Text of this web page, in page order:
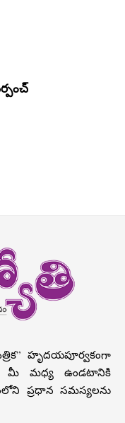
హృదయపూర్వకంగా
మీ మధ్య ఉండటానికి
ప్రధాన సమస్యలను